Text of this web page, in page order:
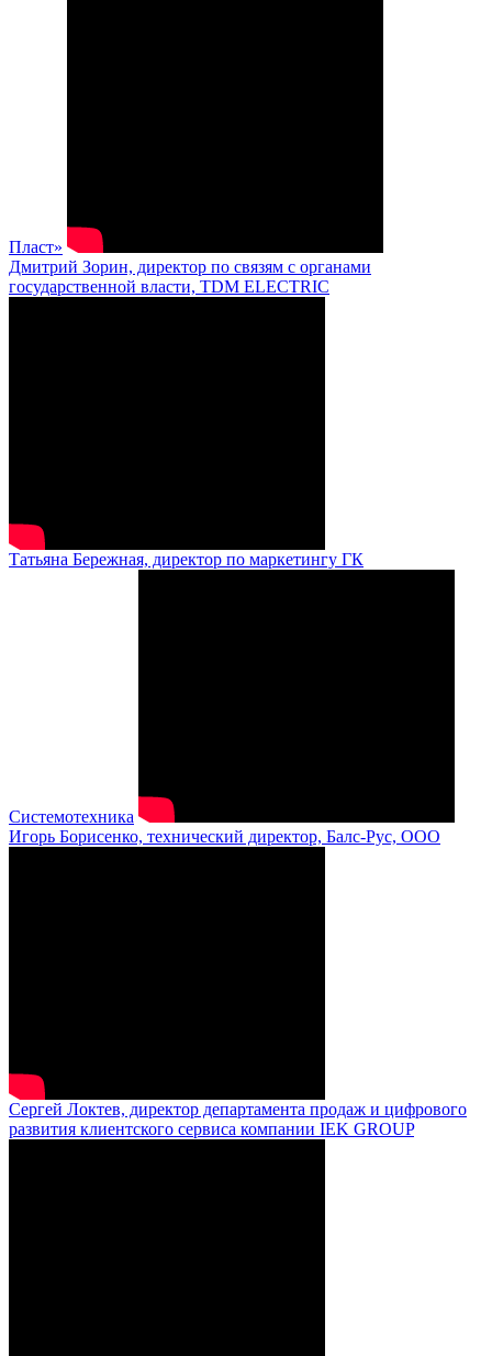
Пласт»
Дмитрий Зорин, директор по связям с органами
государственной власти, TDM ELECTRIC
Татьяна Бережная, директор по маркетингу ГК
Системотехника
Игорь Борисенко, технический директор, Балс-Рус, ООО
Сергей Локтев, директор департамента продаж и цифрового
развития клиентского сервиса компании IEK GROUP